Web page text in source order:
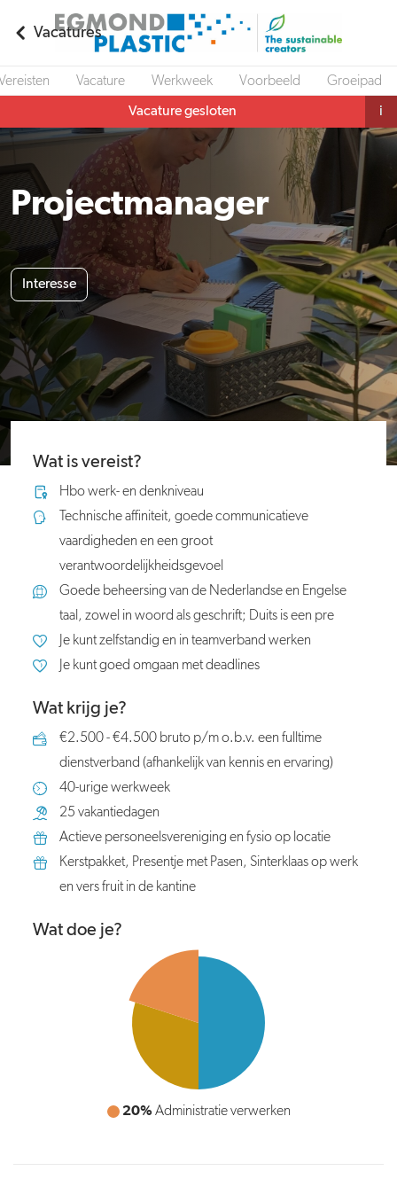
Vacatures
Vacature Werkweek Voorbeeld Groeipad
Vacature gesloten i
Projectmanager
Interesse
Wat is vereist?
Hbo werk- en denkniveau
Technische affiniteit, goede communicatieve
vaardigheden en een groot
verantwoordelijkheidsgevoel
Goede beheersing van de Nederlandse en Engelse
taal, zowel in woord als geschrift; Duits is een pre
Je kunt zelfstandig en in teamverband werken
Je kunt goed omgaan met deadlines
Wat krijg je?
€2.500 - €4.500 bruto p/m o.b.v. een fulltime
dienstverband (afhankelijk van kennis en ervaring)
40-urige werkweek
25 vakantiedagen
Actieve personeelsvereniging en fysio op locatie
Kerstpakket, Presentje met Pasen, Sinterklaas op werk
en vers fruit in de kantine
Wat doe je?
50%Aanvragen verwerken
20% Administratie verwerken